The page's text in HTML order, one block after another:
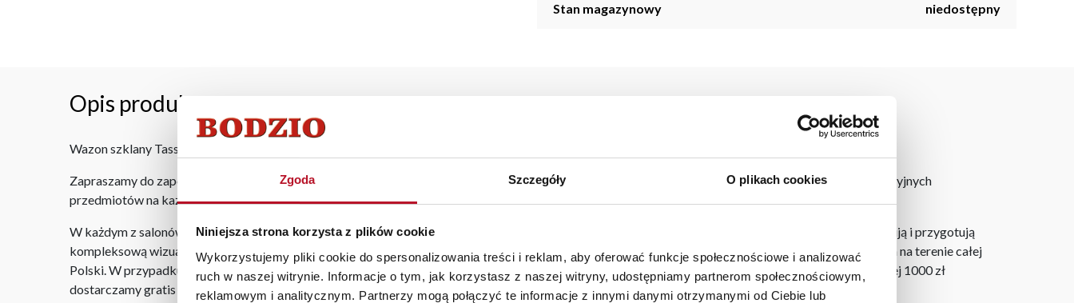
Zgoda Szczegóły O plikach cookies
Niniejsza strona korzysta z plików cookie
Wykorzystujemy pliki cookie do spersonalizowania treści i reklam, aby oferować funkcje społecznościowe i analizować
ruch w naszej witrynie. Informacje o tym, jak korzystasz z naszej witryny, udostępniamy partnerom społecznościowym,
reklamowym i analitycznym. Partnerzy mogą połączyć te informacje z innymi danymi otrzymanymi od Ciebie lub
Stan magazynowy niedostępny
Opis produktu
Wazon szklany Tasso o geometrycznej strukturze, wysokości 25 cm i średnicy 9,5 cm.
Zapraszamy do zapoznania się z bogatym wyborem dekoracji w ofercie Fabryki Mebli BODZIO. W naszym asortymencie znajdują się kolekcje dekoracyjnych
przedmiotów na każdą okazję - to świetny wybór na prezent dla najbliższych.Produkt dostępny w salonach firmowych Fabryki Mebli BODZIO.
W każdym z salonów mebli Bodzio oferujemy pomoc w aranżacji mebli, a nasi pracownicy z wykorzystaniem programu Planer 3D bezpłatnie zaprojektują i przygotują
kompleksową wizualizację Państwa pomieszczenia wraz z wyceną. Każde zamówienie złożone w sklepie stacjonarnym dostarczymy do 3 dni roboczych na terenie całej
Polski. W przypadku zamówień internetowych czas dostawy wynosi do 5 dni roboczych, również na terenie całego kraju. Wszystkie zamówienia powyżej 1000 zł
dostarczamy gratis niezależnie od miejsca złożenia zamówienia.